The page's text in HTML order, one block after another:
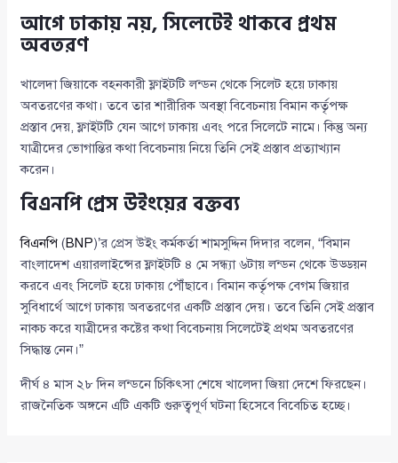
আগে ঢাকায় নয়, সিলেটেই থাকবে প্রথম
অবতরণ
খালেদা জিয়াকে বহনকারী ফ্লাইটটি লন্ডন থেকে সিলেট হয়ে ঢাকায়
অবতরণের কথা। তবে তার শারীরিক অবস্থা বিবেচনায় বিমান কর্তৃপক্ষ
প্রস্তাব দেয়, ফ্লাইটটি যেন আগে ঢাকায় এবং পরে সিলেটে নামে। কিন্তু অন্য
যাত্রীদের ভোগান্তির কথা বিবেচনায় নিয়ে তিনি সেই প্রস্তাব প্রত্যাখ্যান
করেন।
বিএনপি প্রেস উইংয়ের বক্তব্য
বিএনপি (BNP)’র প্রেস উইং কর্মকর্তা শামসুদ্দিন দিদার বলেন, “বিমান
বাংলাদেশ এয়ারলাইন্সের ফ্লাইটটি ৪ মে সন্ধ্যা ৬টায় লন্ডন থেকে উড্ডয়ন
করবে এবং সিলেট হয়ে ঢাকায় পৌঁছাবে। বিমান কর্তৃপক্ষ বেগম জিয়ার
সুবিধার্থে আগে ঢাকায় অবতরণের একটি প্রস্তাব দেয়। তবে তিনি সেই প্রস্তাব
নাকচ করে যাত্রীদের কষ্টের কথা বিবেচনায় সিলেটেই প্রথম অবতরণের
সিদ্ধান্ত নেন।”
দীর্ঘ ৪ মাস ২৮ দিন লন্ডনে চিকিৎসা শেষে খালেদা জিয়া দেশে ফিরছেন।
রাজনৈতিক অঙ্গনে এটি একটি গুরুত্বপূর্ণ ঘটনা হিসেবে বিবেচিত হচ্ছে।